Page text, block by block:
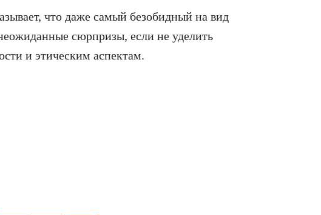
что даже самый безобидный на вид
сюрпризы, если не уделить
и этическим аспектам.